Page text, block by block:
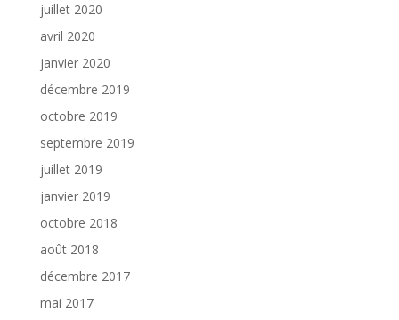
juillet 2020
avril 2020
janvier 2020
décembre 2019
octobre 2019
septembre 2019
juillet 2019
janvier 2019
octobre 2018
août 2018
décembre 2017
mai 2017